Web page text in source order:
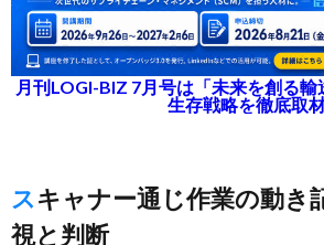
月刊LOGI-BIZ 7月号は「未来を創る
生存戦略を徹底取
スキャナー通じ作業の動き記録、過度に監
視と判断